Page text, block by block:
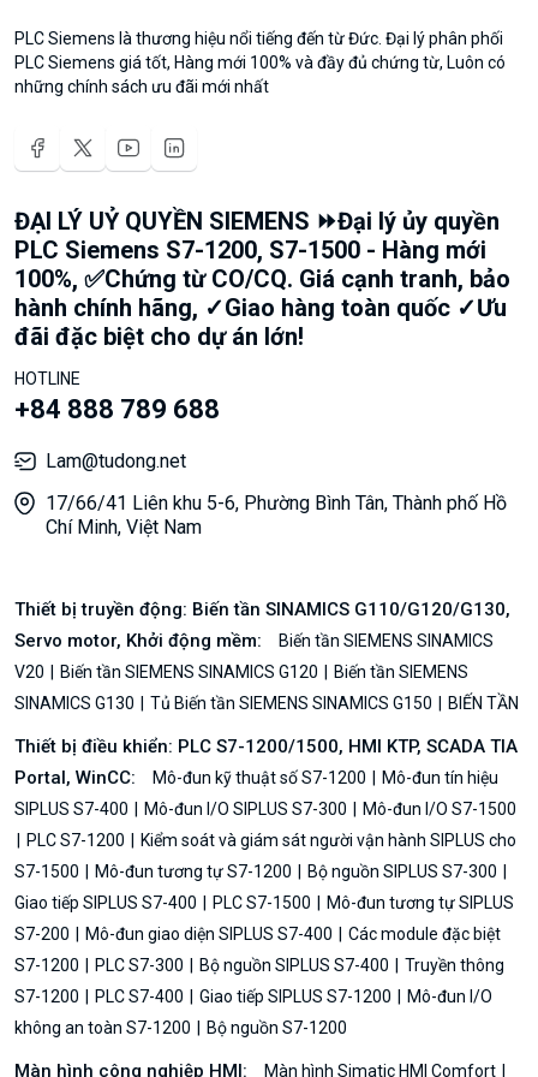
PLC Siemens là thương hiệu nổi tiếng đến từ Đức. Đại lý phân phối
PLC Siemens giá tốt, Hàng mới 100% và đầy đủ chứng từ, Luôn có
những chính sách ưu đãi mới nhất
ĐẠI LÝ UỶ QUYỀN SIEMENS ⏩Đại lý ủy quyền
PLC Siemens S7-1200, S7-1500 - Hàng mới
100%, ✅Chứng từ CO/CQ. Giá cạnh tranh, bảo
hành chính hãng, ✓Giao hàng toàn quốc ✓Ưu
đãi đặc biệt cho dự án lớn!
HOTLINE
+84 888 789 688
Lam@tudong.net
17/66/41 Liên khu 5-6, Phường Bình Tân, Thành phố Hồ
Chí Minh, Việt Nam
Thiết bị truyền động: Biến tần SINAMICS G110/G120/G130,
Servo motor, Khởi động mềm:
Biến tần SIEMENS SINAMICS
V20
Biến tần SIEMENS SINAMICS G120
Biến tần SIEMENS
SINAMICS G130
Tủ Biến tần SIEMENS SINAMICS G150 BIẾN TẦN
Thiết bị điều khiển: PLC S7-1200/1500, HMI KTP, SCADA TIA
Portal, WinCC:
Mô-đun kỹ thuật số S7-1200
Mô-đun tín hiệu
SIPLUS S7-400
Mô-đun I/O SIPLUS S7-300
Mô-đun I/O S7-1500
PLC S7-1200
Kiểm soát và giám sát người vận hành SIPLUS cho
S7-1500
Mô-đun tương tự S7-1200
Bộ nguồn SIPLUS S7-300
Giao tiếp SIPLUS S7-400
PLC S7-1500
Mô-đun tương tự SIPLUS
S7-200
Mô-đun giao diện SIPLUS S7-400
Các module đặc biệt
S7-1200
PLC S7-300 Bộ nguồn SIPLUS S7-400
Truyền thông
S7-1200
PLC S7-400 Giao tiếp SIPLUS S7-1200
Mô-đun I/O
không an toàn S7-1200
Bộ nguồn S7-1200
Màn hình công nghiệp HMI: Màn hình Simatic HMI Comfort